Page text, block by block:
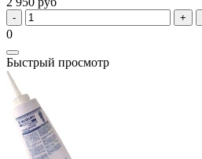
0
Быстрый просмотр